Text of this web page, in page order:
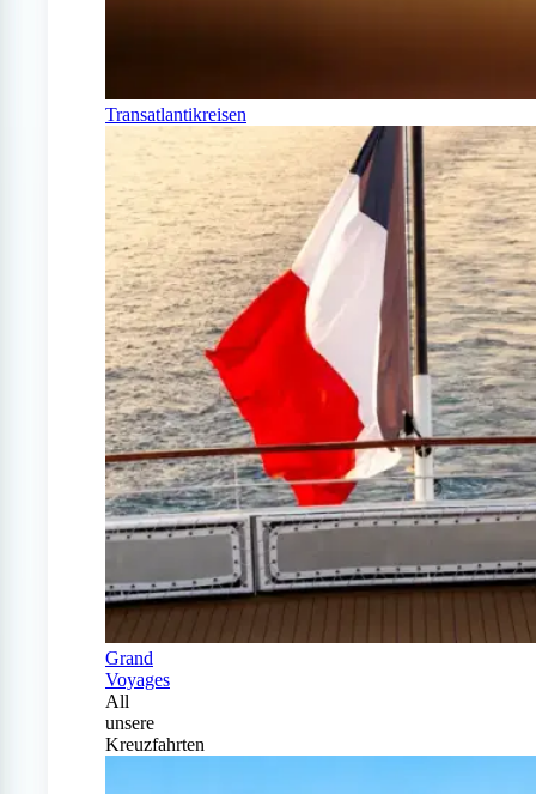
Transatlantikreisen
Grand
Voyages
All
unsere
Kreuzfahrten